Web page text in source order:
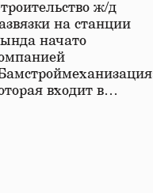
ж/д
на станции
начато
входит в…